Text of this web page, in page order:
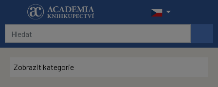
Přeskočit na hlavní obsah
Zobrazit kategorie